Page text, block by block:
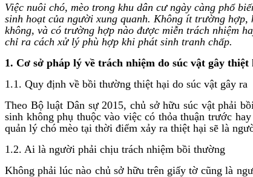
Việc nuôi chó, mèo trong khu dân cư ngày càng phổ
sinh hoạt của người xung quanh. Không ít trường
không, và có trường hợp nào được miễn trách nhiệm
chỉ ra cách xử lý phù hợp khi phát sinh tranh chấp.
1. Cơ sở pháp lý về trách nhiệm do súc vật gây thiệt
1.1. Quy định về bồi thường thiệt hại do súc vật gây ra
Theo Bộ luật Dân sự 2015, chủ sở hữu súc vật phải
sinh không phụ thuộc vào việc có thỏa thuận trước
quản lý chó mèo tại thời điểm xảy ra thiệt hại sẽ là
1.2. Ai là người phải chịu trách nhiệm bồi thường
Không phải lúc nào chủ sở hữu trên giấy tờ cũng là